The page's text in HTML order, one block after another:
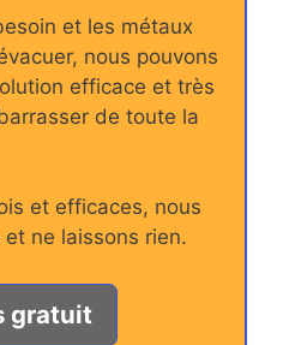
et les métaux
nous pouvons
efficace et très
de toute la
et efficaces, nous
ne laissons rien.
gratuit